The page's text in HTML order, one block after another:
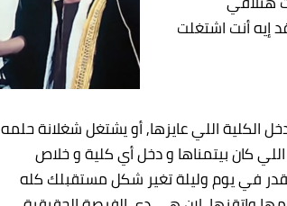
أنت اشتغلت
اللي عايزها, أو يشتغل شغلانة حلمه
كان بيتمناها و دخل أي كلية و خلاص
في يوم وليلة تغير شكل مستقبلك كله